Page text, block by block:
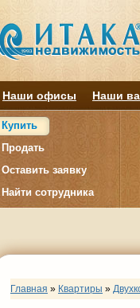
Наши офисы Наши
Купить
Продать
Оставить заявку
Найти сотрудника
Главная » Квартиры »